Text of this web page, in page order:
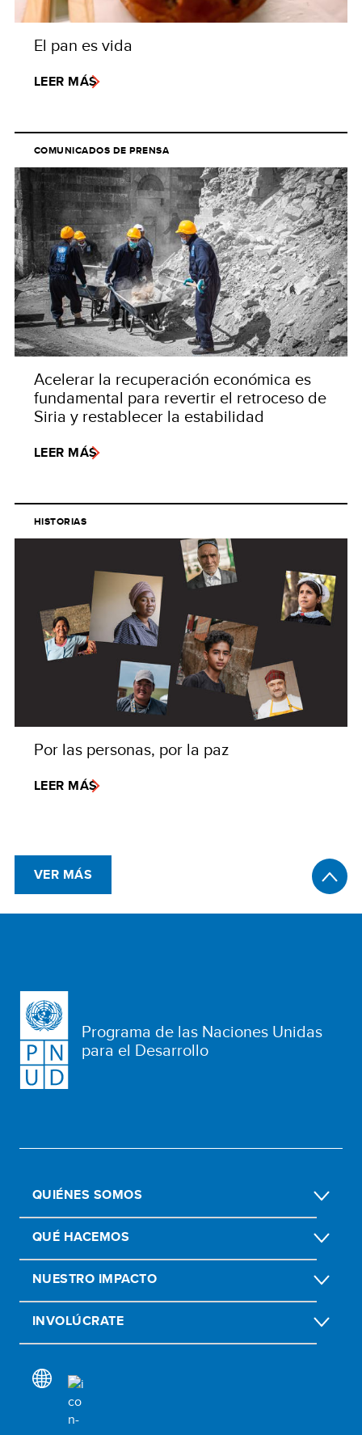
El pan es vida
LEER MÁS
COMUNICADOS DE PRENSA
Acelerar la recuperación económica es
fundamental para revertir el retroceso de
Siria y restablecer la estabilidad
LEER MÁS
HISTORIAS
Por las personas, por la paz
LEER MÁS
VER MÁS
Programa de las Naciones Unidas
para el Desarrollo
QUIÉNES SOMOS
QUÉ HACEMOS
NUESTRO IMPACTO
INVOLÚCRATE